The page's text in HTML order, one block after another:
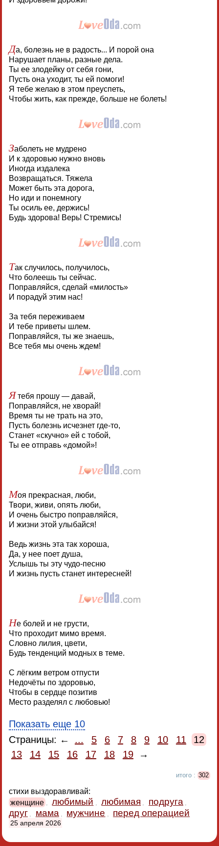
Да, болезнь не в радость... И порой она
Нарушает планы, разные дела.
Ты ее злодейку от себя гони,
Пусть она уходит, ты ей помоги!
Я тебе желаю в этом преуспеть,
Чтобы жить, как прежде, больше не болеть!
Заболеть не мудрено
И к здоровью нужно вновь
Иногда издалека
Возвращаться. Тяжела
Может быть эта дорога,
Но иди и понемногу
Ты осиль ее, держись!
Будь здорова! Верь! Стремись!
Так случилось, получилось,
Что болеешь ты сейчас.
Поправляйся, сделай «милость»
И порадуй этим нас!
За тебя переживаем
И тебе приветы шлем.
Поправляйся, ты же знаешь,
Все тебя мы очень ждем!
Ятебя прошу — давай,
Поправляйся, не хворай!
Время ты не трать на это,
Пусть болезнь исчезнет где-то,
Станет «скучно» ей с тобой,
Ты ее отправь «домой»!
Моя прекрасная, люби,
Твори, живи, опять люби,
И очень быстро поправляйся,
И жизни этой улыбайся!
Ведь жизнь эта так хороша,
Да, у нее поет душа,
Услышь ты эту чудо-песню
И жизнь пусть станет интересней!
Не болей и не грусти,
Что проходит мимо время.
Словно лилия, цвети,
Будь тенденций модных в теме.
С лёгким ветром отпусти
Недочёты по здоровью,
Чтобы в сердце позитив
Место разделял с любовью!
Показать еще 10
Страницы: ←
... 5 6 7 8 9 10 11
12
13
14 15 16 17 18 19 →
итого : 302
стихи выздоравливай:
женщине , любимый , любимая , подруга ,
друг , мама , мужчине , перед операцией
25 апреля 2026